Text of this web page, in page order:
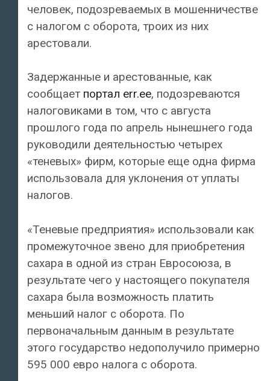
человек, подозреваемых в мошенничестве
с налогом с оборота, троих из них
арестовали.
Задержанные и арестованные, как
сообщает портал err.ee, подозреваются
налоговиками в том, что с августа
прошлого года по апрель нынешнего года
руководили деятельностью четырех
«теневых» фирм, которые еще одна фирма
использовала для уклонения от уплаты
налогов.
«Теневые предприятия» использовали как
промежуточное звено для приобретения
сахара в одной из стран Евросоюза, в
результате чего у настоящего покупателя
сахара была возможность платить
меньший налог с оборота. По
первоначальным данным в результате
этого государство недополучило примерно
595 000 евро налога с оборота.